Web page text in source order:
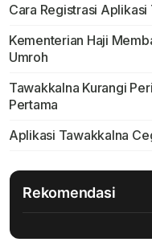
Cara Registrasi
Kementerian Haji
Umroh
Tawakkalna Kurangi
Pertama
Aplikasi Tawakkalna
Rekomendasi